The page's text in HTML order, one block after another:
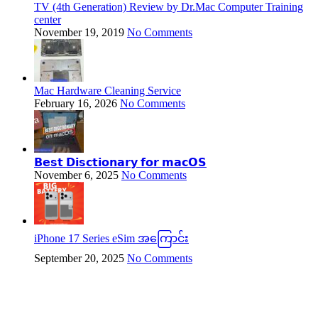
TV (4th Generation) Review by Dr.Mac Computer Training
center
November 19, 2019 No Comments
Mac Hardware Cleaning Service
February 16, 2026 No Comments
𝗕𝗲𝘀𝘁 𝗗𝗶𝘀𝗰𝘁𝗶𝗼𝗻𝗮𝗿𝘆 𝗳𝗼𝗿 𝗺𝗮𝗰𝗢𝗦
November 6, 2025 No Comments
iPhone 17 Series eSim အကြောင်း
September 20, 2025 No Comments